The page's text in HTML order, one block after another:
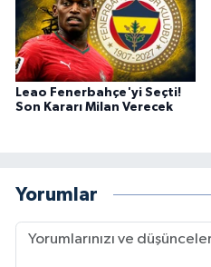
Leao Fenerbahçe'yi Seçti!
Son Kararı Milan Verecek
Yorumlar